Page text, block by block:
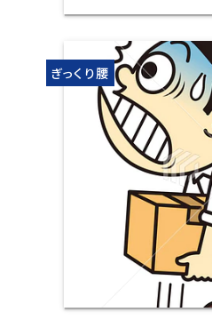
ぎっくり腰